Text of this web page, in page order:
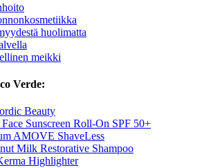
huolimatta
meikki
Verde:
Beauty
Sunscreen Roll-On SPF 50+
AMOVE ShaveLess
Milk Restorative Shampoo
Highlighter